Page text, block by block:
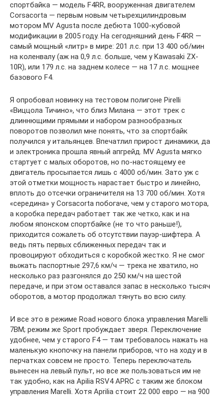
спортбайка — модель F4RR, вооруженная двигателем
Corsacorta — первым новым четырехцилиндровым
мотором MV Agusta после дебюта 1000-кубовой
модификации в 2005 году. На сегодняшний день F4RR —
самый мощный «литр» в мире: 201 л.с. при 13 400 об/мин
на коленвалу (аж на 0,9 л.с. больше, чем у Kawasaki ZX-
10R), или 179 л.с. на заднем колесе — на 17 л.с. мощнее
базового F4.
Я опробовал новинку на тестовом полигоне Pirelli
«Виццола Тичино», что близ Милана — этот трек с
длиннющими прямыми и набором разнообразных
поворотов позволил мне понять, что за спортбайк
получился у итальянцев. Впечатлил прирост динамики, да
и электроника прошла явный апгрейд. MV Agusta мягко
стартует с малых оборотов, но по-настоящему ее
двигатель просыпается лишь с 4000 об/мин. Зато уж с
этой отметки мощность нарастает быстро и линейно,
вплоть до отсечки ограничителя на 13 700 об/мин. Хотя
«середина» у Corsacorta побогаче, чем у старого мотора,
а коробка передач работает так же четко, как и на
любом японском спортбайке (не то что раньше!),
приходится сожалеть об отсутствии пауэр-шифтера. А
ведь пять первых сближенных передач так и
провоцируют обходиться с коробкой жестко. Я не смог
выжать паспортные 297,6 км/ч — трека не хватило, но
несколько раз разгонялся до 250 км/ч на шестой
передаче, и при этом оставался запас в несколько тысяч
оборотов, а мотор продолжал тянуть во всю силу.
И все это в режиме Road нового блока управления Marelli
7BM; режим же Sport пробуждает зверя. Переключение
удобнее, чем у старого F4 — там требовалось нажать на
маленькую кнопочку на панели приборов, что на ходу и в
перчатках совсем не просто. Теперь переключатель
вынесен на левый пульт, но все же пользоваться им не
так удобно, как на Apilia RSV4 APRC с таким же блоком
управления Marelli. Хотя Aprilia стоит 22 000 евро — на 900